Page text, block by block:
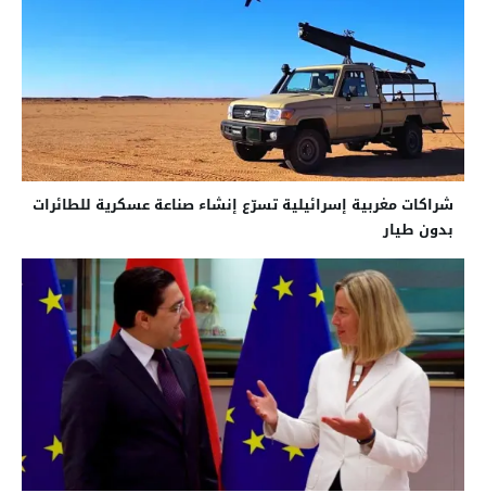
شراكات مغربية إسرائيلية تسرّع إنشاء صناعة عسكرية للطائرات
بدون طيار